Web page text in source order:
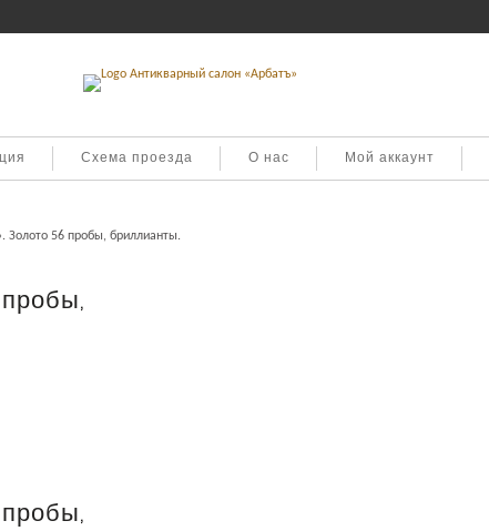
Схема проезда О нас Мой аккаунт
Золото 56 пробы, бриллианты.